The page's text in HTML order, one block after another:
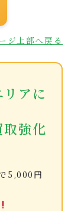
ジ上部へ戻る
アに
強化
5,000円